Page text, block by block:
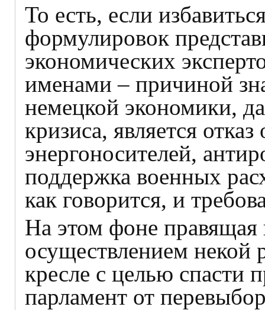
То есть, если
формулировок
экономических
именами – причиной
немецкой экономики,
кризиса, является
энергоносителей,
поддержка военных
как говорится, и
На этом фоне правящая
осуществлением некой
кресле с целью спасти
парламент от